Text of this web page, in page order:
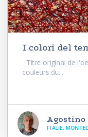
I colori del
Titre original de
couleurs du...
ITALIE,